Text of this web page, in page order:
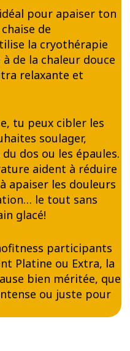
pour apaiser ton
de
la cryothérapie
de la chaleur douce
relaxante et
tu peux cibler les
soulager,
dos ou les épaules.
aident à réduire
apaiser les douleurs
le tout sans
glacé!
participants
Platine ou Extra, la
bien méritée, que
ou juste pour